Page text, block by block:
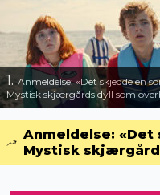
1.Anmeldelse: «Det skjedde en
Mystisk skjærgårdsidyll som
Anmeldelse: «Det
Mystisk